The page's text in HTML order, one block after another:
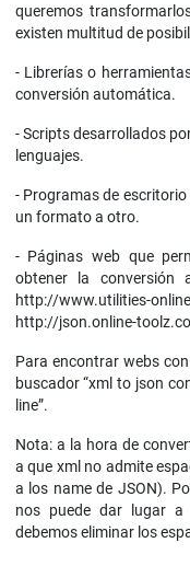
queremos
existen multitud de
- Librerías o
conversión automática.
- Scripts desarrollados
lenguajes.
- Programas de
un formato a otro.
- Páginas web que
obtener la
http://
http://json.online-
Para encontrar webs
buscador “xml to json
line”.
Nota: a la hora de
a que xml no admite
a los name de JSON).
nos puede dar lugar a
debemos eliminar los